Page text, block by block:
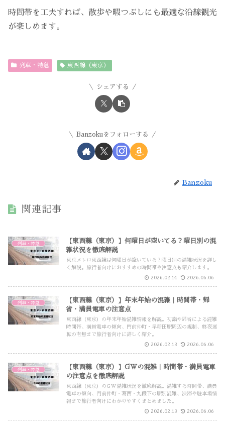
時間帯を工夫すれば、散歩や暇つぶしにも最適な沿線観光
が楽しめます。
列車・特急 東西線（東京）
シェアする
Banzokuをフォローする
Banzoku
関連記事
列車・特急
【東西線（東京）】何曜日が空いてる？曜日別の混
雑状況を徹底解説
東京メトロ東西線は何曜日が空いている？曜日別の混雑状況を詳し
く解説。旅行者向けにおすすめの時間帯や注意点も紹介します。
2026.02.14 2026.06.06
列車・特急
【東西線（東京）】年末年始の混雑｜時間帯・帰
省・満員電車の注意点
東西線（東京）の年末年始混雑情報を解説。初詣や帰省による混雑
時間帯、満員電車の傾向、門前仲町・早稲田駅周辺の規制、終夜運
転の有無まで旅行者向けに詳しく紹介。
2026.02.13 2026.06.06
列車・特急
【東西線（東京）】GWの混雑｜時間帯・満員電車
の注意点を徹底解説
東西線（東京）のGW混雑状況を徹底解説。混雑する時間帯、満員
電車の傾向、門前仲町・葛西・九段下の駅別混雑、渋滞や駐車場情
報まで旅行者向けにわかりやすくまとめました。
2026.02.13 2026.06.06